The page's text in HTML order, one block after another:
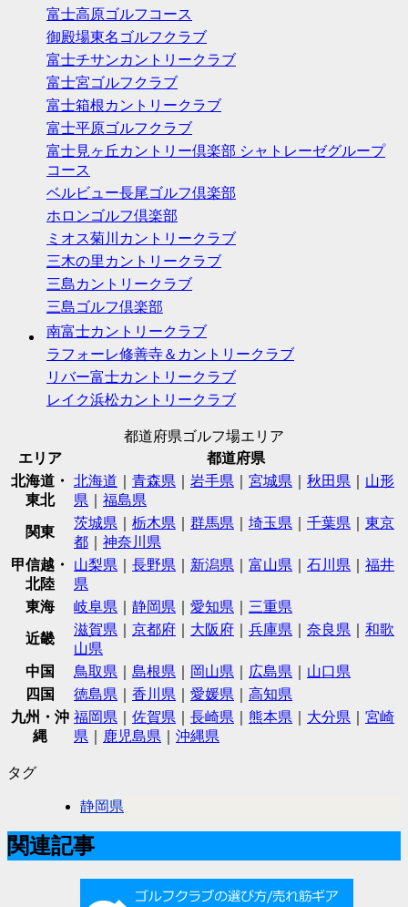
富士高原ゴルフコース
御殿場東名ゴルフクラブ
富士チサンカントリークラブ
富士宮ゴルフクラブ
富士箱根カントリークラブ
富士平原ゴルフクラブ
富士見ヶ丘カントリー倶楽部 シャトレーゼグループ
コース
ベルビュー長尾ゴルフ倶楽部
ホロンゴルフ倶楽部
ミオス菊川カントリークラブ
三木の里カントリークラブ
三島カントリークラブ
三島ゴルフ倶楽部
南富士カントリークラブ
ラフォーレ修善寺＆カントリークラブ
リバー富士カントリークラブ
レイク浜松カントリークラブ
都道府県ゴルフ場エリア
エリア
都道府県
北海道・
東北
北海道 青森県 岩手県 宮城県 秋田県
山形
県
福島県
関東
茨城県 栃木県 群馬県 埼玉県 千葉県
東京
都
神奈川県
甲信越・
北陸
山梨県 長野県 新潟県 富山県 石川県
福井
県
東海
岐阜県 静岡県 愛知県 三重県
近畿
滋賀県 京都府 大阪府 兵庫県 奈良県
和歌
山県
中国
鳥取県 島根県 岡山県 広島県
山口県
四国
徳島県 香川県 愛媛県
高知県
九州・沖
縄
福岡県 佐賀県 長崎県 熊本県 大分県
宮崎
県
鹿児島県 沖縄県
タグ
静岡県
関連記事